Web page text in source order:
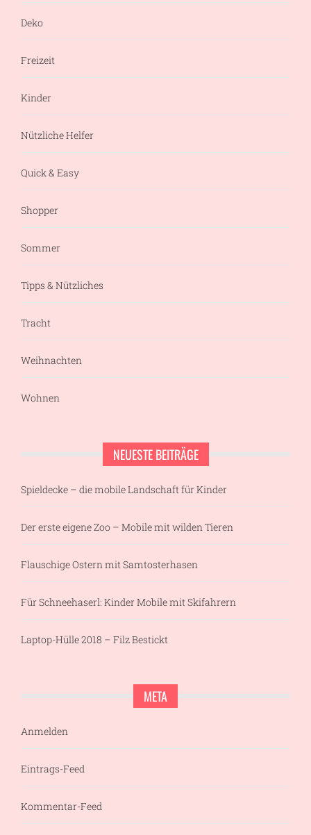
Deko
Freizeit
Kinder
Nützliche Helfer
Quick & Easy
Shopper
Sommer
Tipps & Nützliches
Tracht
Weihnachten
Wohnen
NEUESTE BEITRÄGE
Spieldecke – die mobile Landschaft für Kinder
Der erste eigene Zoo – Mobile mit wilden Tieren
Flauschige Ostern mit Samtosterhasen
Für Schneehaserl: Kinder Mobile mit Skifahrern
Laptop-Hülle 2018 – Filz Bestickt
META
Anmelden
Eintrags-Feed
Kommentar-Feed